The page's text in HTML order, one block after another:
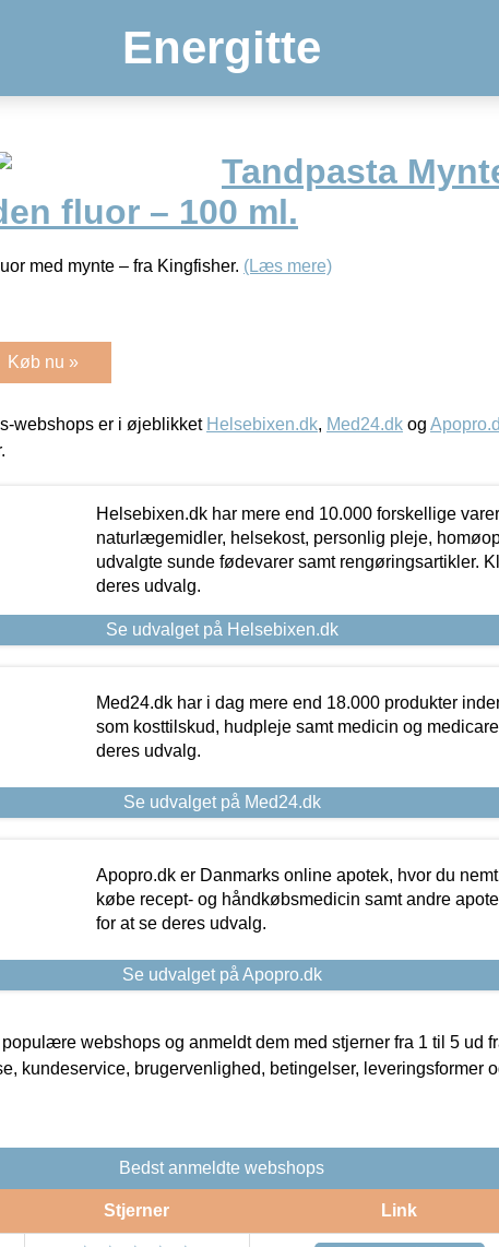
Energitte
Tandpasta
fluor – 100 ml.
med mynte – fra Kingfisher. (Læs mere)
Køb nu »
webshops er i øjeblikket Helsebixen.dk, Med24.dk og
Helsebixen.dk har mere end 10.000 forskellige
naturlægemidler, helsekost, personlig pleje,
udvalgte sunde fødevarer samt rengøringsartikler.
deres udvalg.
Se udvalget på Helsebixen.dk
Med24.dk har i dag mere end 18.000 produkter
som kosttilskud, hudpleje samt medicin og
deres udvalg.
Se udvalget på Med24.dk
Apopro.dk er Danmarks online apotek, hvor du
købe recept- og håndkøbsmedicin samt andre
for at se deres udvalg.
Se udvalget på Apopro.dk
webshops og anmeldt dem med stjerner fra 1 til 5 ud
kundeservice, brugervenlighed, betingelser, leveringsformer
Bedst anmeldte webshops
Stjerner Link